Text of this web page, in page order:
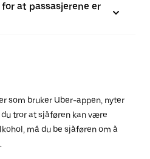
at passasjerene er
som bruker Uber-appen, nyter
tror at sjåføren kan være
må du be sjåføren om å